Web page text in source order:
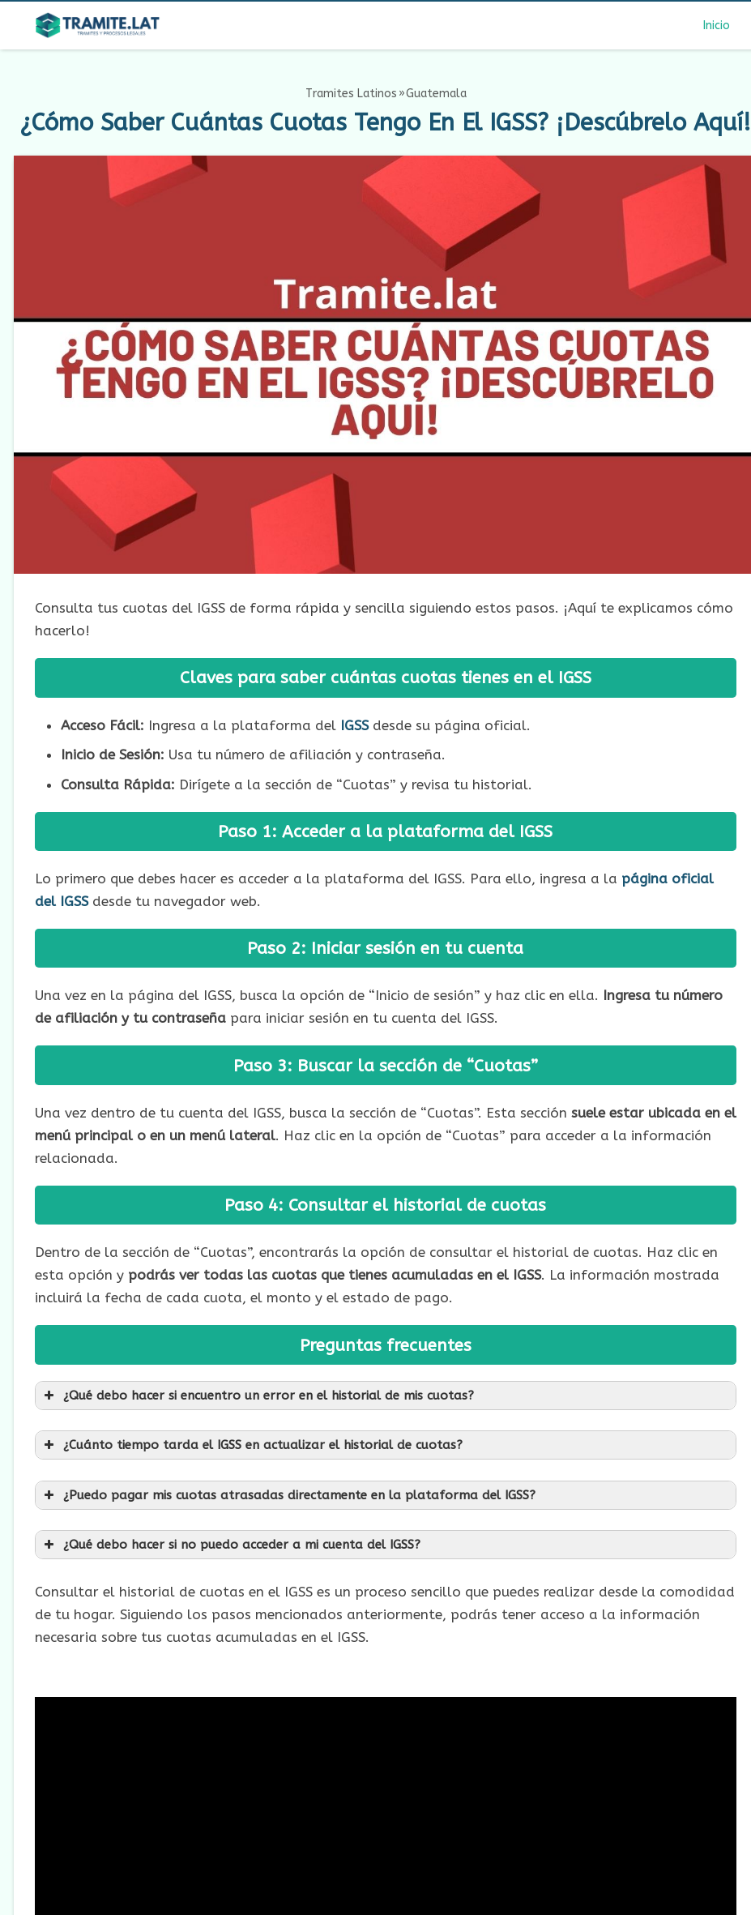
Inicio
Tramites Latinos Guatemala
¿Cómo Saber Cuántas Cuotas Tengo En El IGSS? ¡Descúbrelo Aquí!
Consulta tus cuotas del IGSS de forma rápida y sencilla siguiendo estos pasos. ¡Aquí te explicamos cómo
hacerlo!
Claves para saber cuántas cuotas tienes en el IGSS
Acceso Fácil: Ingresa a la plataforma del IGSSdesde su página oficial.
Inicio de Sesión: Usa tu número de afiliación y contraseña.
Consulta Rápida: Dirígete a la sección de “Cuotas” y revisa tu historial.
Paso 1: Acceder a la plataforma del IGSS
Lo primero que debes hacer es acceder a la plataforma del IGSS. Para ello, ingresa a la página oficial
del IGSSdesde tu navegador web.
Paso 2: Iniciar sesión en tu cuenta
Una vez en la página del IGSS, busca la opción de “Inicio de sesión” y haz clic en ella. Ingresa tu número
de afiliación y tu contraseñapara iniciar sesión en tu cuenta del IGSS.
Paso 3: Buscar la sección de “Cuotas”
Una vez dentro de tu cuenta del IGSS, busca la sección de “Cuotas”. Esta sección suele estar ubicada en el
menú principal o en un menú lateral. Haz clic en la opción de “Cuotas” para acceder a la información
relacionada.
Paso 4: Consultar el historial de cuotas
Dentro de la sección de “Cuotas”, encontrarás la opción de consultar el historial de cuotas. Haz clic en
esta opción y podrás ver todas las cuotas que tienes acumuladas en el IGSS. La información mostrada
incluirá la fecha de cada cuota, el monto y el estado de pago.
Preguntas frecuentes
¿Qué debo hacer si encuentro un error en el historial de mis cuotas?
¿Cuánto tiempo tarda el IGSS en actualizar el historial de cuotas?
¿Puedo pagar mis cuotas atrasadas directamente en la plataforma del IGSS?
¿Qué debo hacer si no puedo acceder a mi cuenta del IGSS?
Consultar el historial de cuotas en el IGSS es un proceso sencillo que puedes realizar desde la comodidad
de tu hogar. Siguiendo los pasos mencionados anteriormente, podrás tener acceso a la información
necesaria sobre tus cuotas acumuladas en el IGSS.